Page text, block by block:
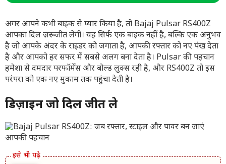
अगर आपने कभी बाइक से प्यार किया है, तो Bajaj Pulsar RS400Z
आपका दिल ज़रूर जीत लेगी। यह सिर्फ एक बाइक नहीं है, बल्कि एक अनुभव
है जो आपके अंदर के राइडर को जगाता है, आपकी रफ्तार को नए पंख देता
है और आपको हर सफर में सबसे अलग बना देता है। Pulsar की पहचान
हमेशा से दमदार परफॉर्मेंस और बोल्ड लुक्स रही है, और RS400Z तो इस
परंपरा को एक नए मुकाम तक पहुंचा देती है।
डिज़ाइन जो दिल जीत ले